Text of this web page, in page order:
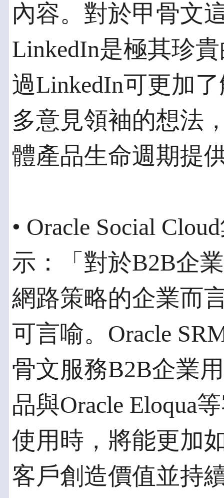
內容。對於甲骨文
LinkedIn是極其珍
過LinkedIn可更加
多意見領袖的想法
體產品生命週期提
• Oracle Social
示：「對於B2B企
網路策略的企業而
可言喻。Oracle
骨文服務B2B企業
品與Oracle Eloqua
使用時，將能更加
客戶創造價值並持